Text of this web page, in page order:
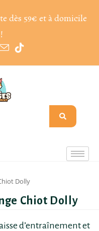
dès 59€ et à domicile
Dolly
Chiot Dolly
d’entraînement et